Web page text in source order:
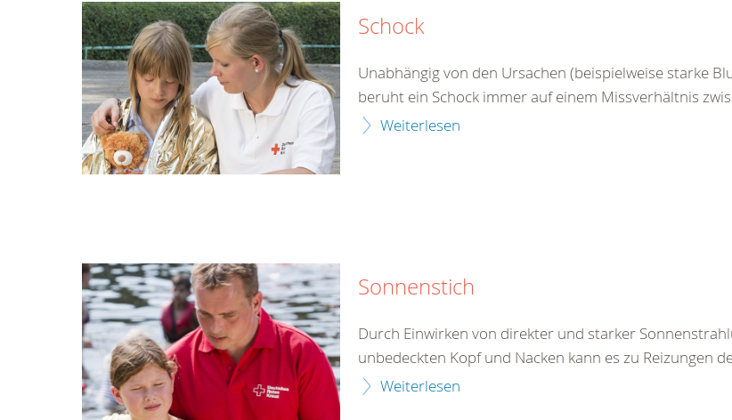
Schock
Unabhängig von den Ursachen (beispielweise starke
beruht ein Schock immer auf einem Missverhältnis
Weiterlesen
Sonnenstich
Durch Einwirken von direkter und starker
unbedeckten Kopf und Nacken kann es zu Reizungen
Weiterlesen